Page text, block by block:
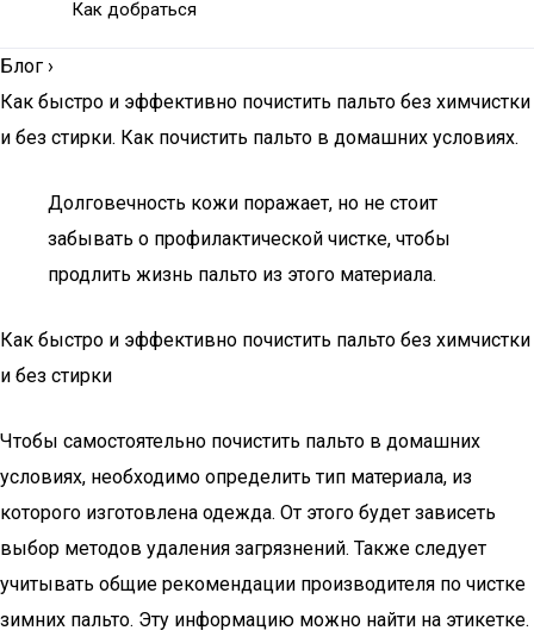
Как добраться
Блог ›
Как быстро и эффективно почистить пальто без химчистки
и без стирки. Как почистить пальто в домашних условиях.
Долговечность кожи поражает, но не стоит
забывать о профилактической чистке, чтобы
продлить жизнь пальто из этого материала.
Как быстро и эффективно почистить пальто без химчистки
и без стирки
Чтобы самостоятельно почистить пальто в домашних
условиях, необходимо определить тип материала, из
которого изготовлена одежда. От этого будет зависеть
выбор методов удаления загрязнений. Также следует
учитывать общие рекомендации производителя по чистке
зимних пальто. Эту информацию можно найти на этикетке.